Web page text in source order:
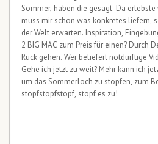
Sommer, haben die gesagt. Da
muss mir schon was konkretes liefern,
der Welt erwarten. Inspiration,
2 BIG MÄC zum Preis für einen? Durch
Ruck gehen. Wer beliefert notdürftige
Gehe ich jetzt zu weit? Mehr kann ich
um das Sommerloch zu stopfen, zum
stopfstopfstopf, stopf es zu!